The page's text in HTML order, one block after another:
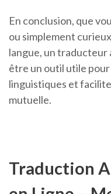
En conclusion, que
ou simplement
langue, un traducteur
être un outil utile
linguistiques et
mutuelle.
Traduction